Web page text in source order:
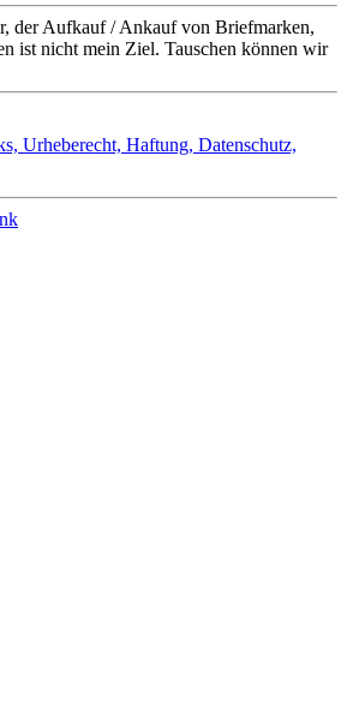
der Aufkauf / Ankauf von Briefmarken,
ist nicht mein Ziel. Tauschen können wir
Urheberecht, Haftung, Datenschutz,